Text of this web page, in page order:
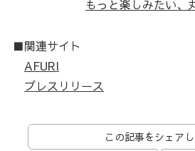
もっと楽しみたい、
■関連サイト
AFURI
プレスリリース
この記事をシェア